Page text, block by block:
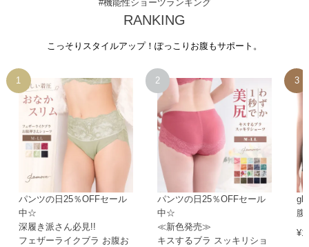
#機能性ショーツランキング
RANKING
こっそりスタイルアップ！ぽっこりお腹もサポート。
パンツの日25％OFFセール
中☆
深履き派さん必見!!
フェザーライクブラ お腹お
パンツの日25％OFFセール
中☆
≪新色発売≫
キスするブラ スッキリショ
腹
¥